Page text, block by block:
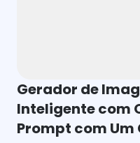
Gerador de
Inteligente com
Prompt com Um